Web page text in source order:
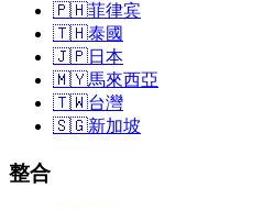
🇵🇭菲律宾
🇹🇭泰國
🇯🇵日本
🇲🇾馬來西亞
🇹🇼台灣
🇸🇬新加坡
整合